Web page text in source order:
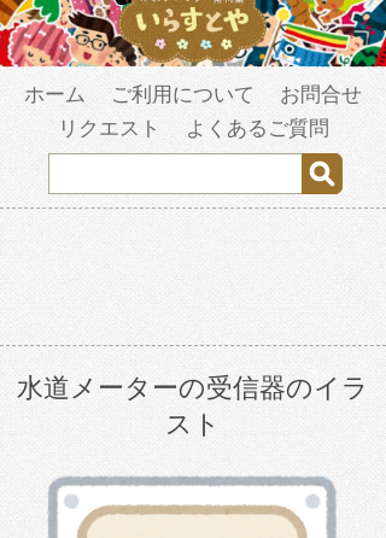
ホーム ご利用について
お問合せ
リクエスト
よくあるご質問
水道メーターの受信器のイラ
スト